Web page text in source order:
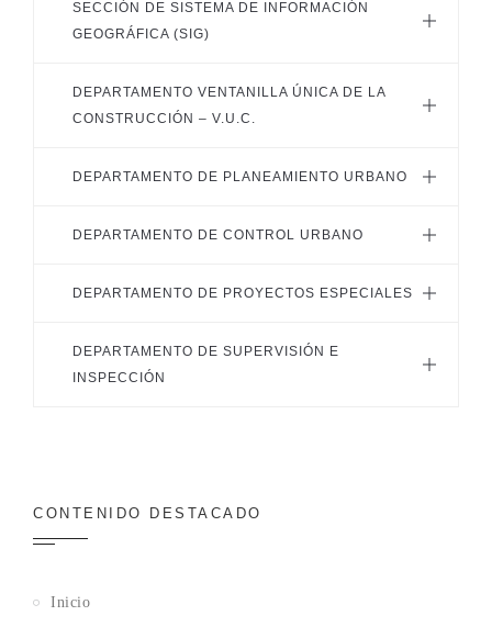
SECCIÓN DE SISTEMA DE INFORMACIÓN
GEOGRÁFICA (SIG)
DEPARTAMENTO VENTANILLA ÚNICA DE LA
CONSTRUCCIÓN – V.U.C.
DEPARTAMENTO DE PLANEAMIENTO URBANO
DEPARTAMENTO DE CONTROL URBANO
DEPARTAMENTO DE PROYECTOS ESPECIALES
DEPARTAMENTO DE SUPERVISIÓN E
INSPECCIÓN
CONTENIDO DESTACADO
Inicio